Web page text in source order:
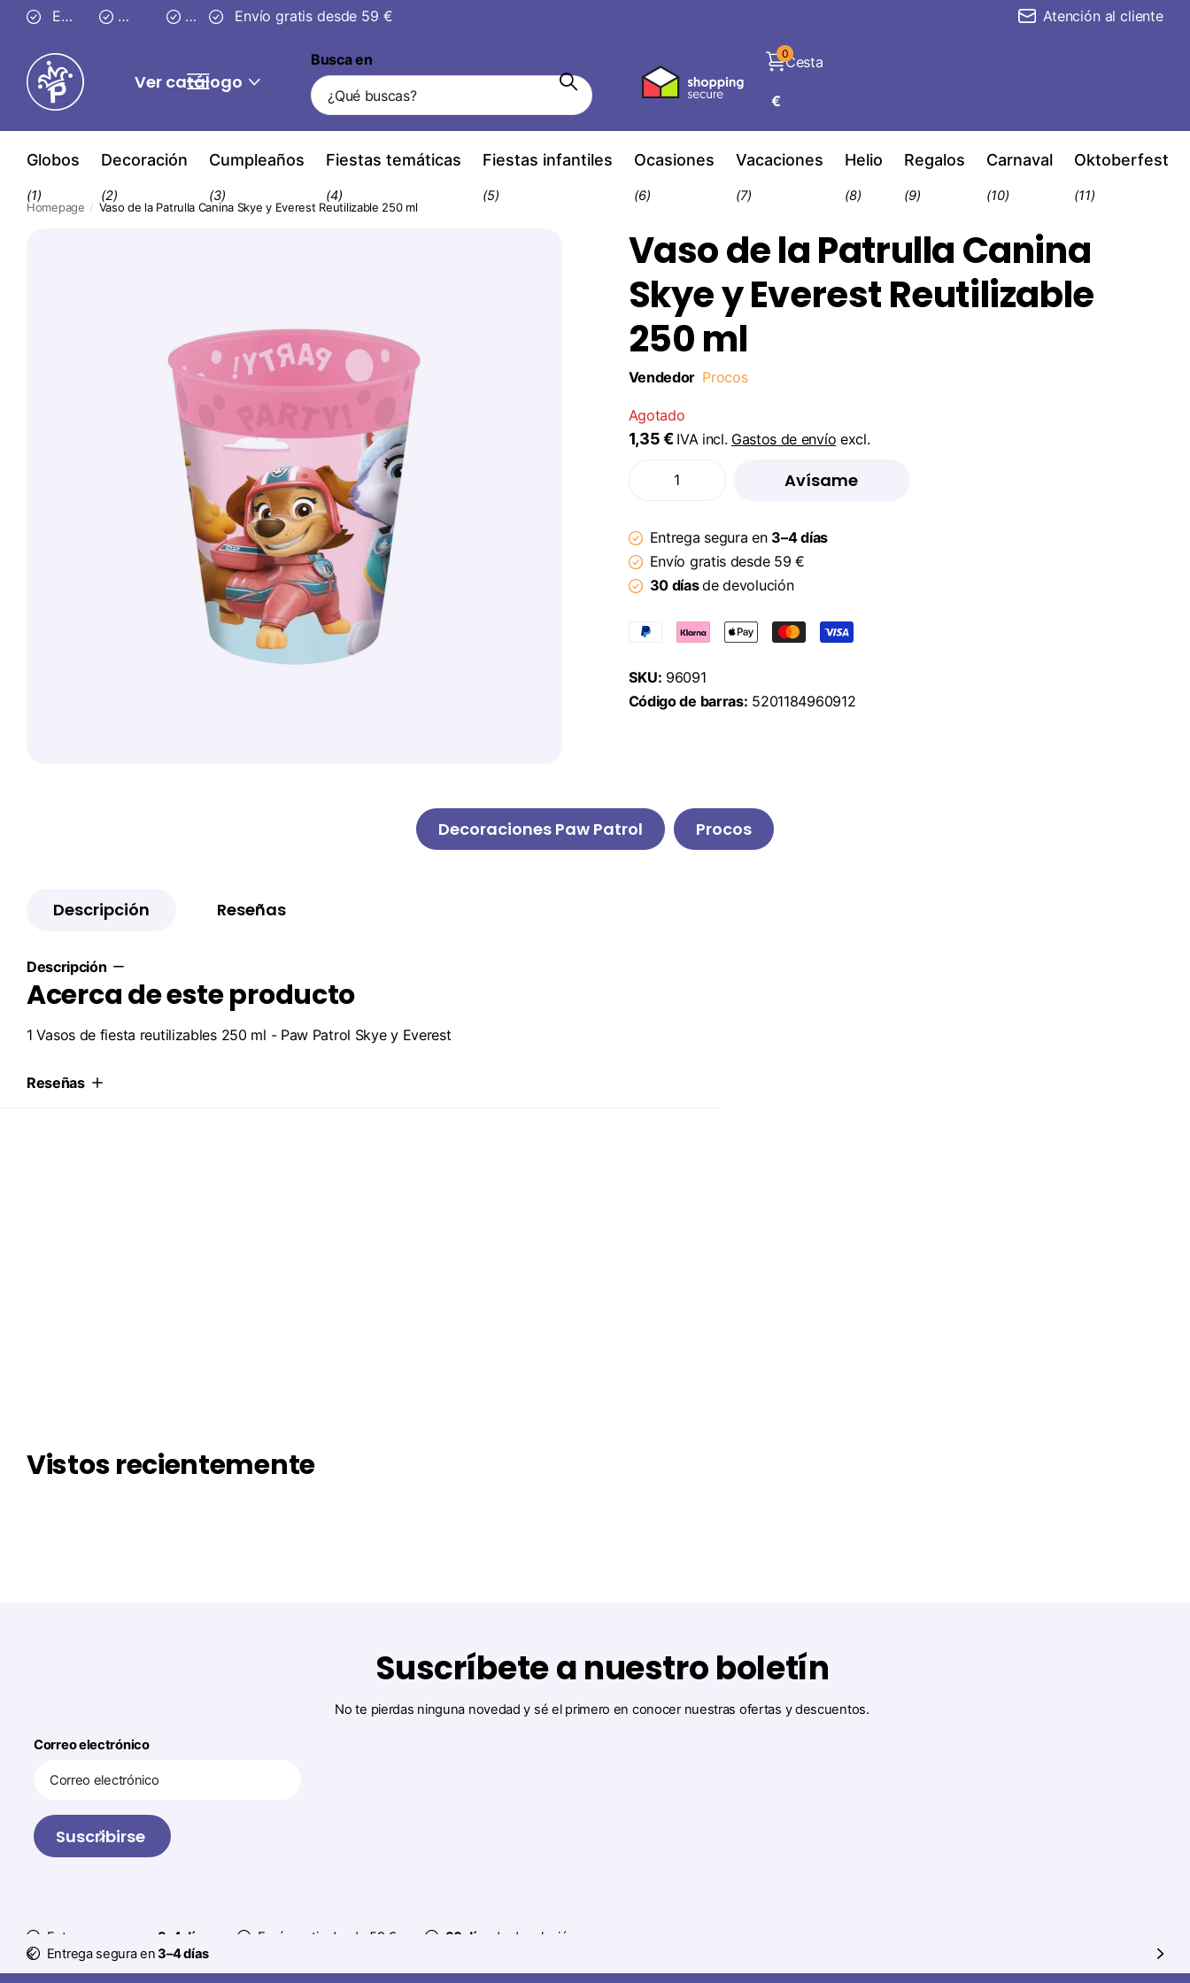
Entrega segura en 3–4 días
Envío gratis desde 59 €
30 díasde devolución
30 díasde devolución Atención al cliente
Ver catálogo
Busca en Cesta
0
€
Globos
(1)
Decoración
(2)
Cumpleaños
(3)
Fiestas temáticas
(4)
Fiestas infantiles
(5)
Ocasiones
(6)
Vacaciones
(7)
Helio
(8)
Regalos
(9)
Carnaval
(10)
Oktoberfest
(11)
Homepage Vaso de la Patrulla Canina Skye y Everest Reutilizable 250 ml
Vaso de la Patrulla Canina
Skye y Everest Reutilizable
250 ml
Vendedor Procos
Agotado
1,35 € IVA incl. Gastos de envío excl.
Avísame
Entrega segura en 3–4 días
Envío gratis desde 59 €
30 díasde devolución
SKU: 96091
Código de barras: 5201184960912
Decoraciones Paw Patrol Procos
Descripción Reseñas
Descripción
Acerca de este producto
1 Vasos de fiesta reutilizables 250 ml - Paw Patrol Skye y Everest
Reseñas
Vistos recientemente
Suscríbete a nuestro boletín
No te pierdas ninguna novedad y sé el primero en conocer nuestras ofertas y descuentos.
Correo electrónico
Suscribirse
Entrega segura en 3–4 días Envío gratis desde 59 € 30 días
de devolución
Entrega segura en3–4 días